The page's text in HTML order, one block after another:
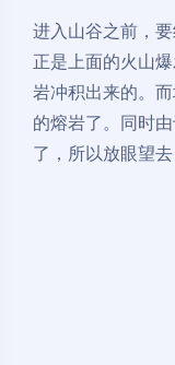
进入山谷之前，
正是上面的火山
岩冲积出来的。
的熔岩了。同时
了，所以放眼望